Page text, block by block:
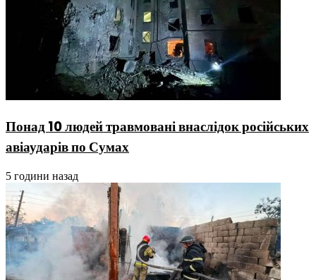
Понад 10 людей травмовані внаслідок російських
авіаударів по Сумах
5 години назад